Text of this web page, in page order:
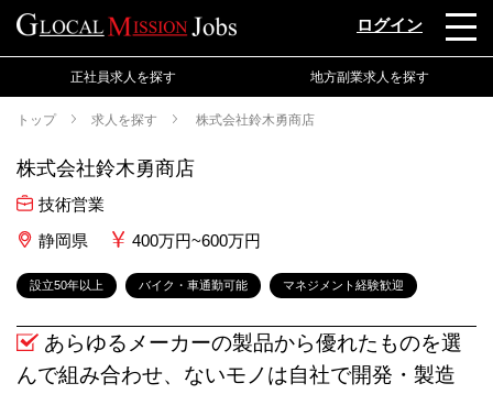
ログイン
正社員求人を探す 地方副業求人を探す
トップ 求人を探す 株式会社鈴木勇商店
株式会社鈴木勇商店
技術営業
静岡県
400万円~600万円
設立50年以上 バイク・車通勤可能 マネジメント経験歓迎
あらゆるメーカーの製品から優れたものを選
んで組み合わせ、ないモノは自社で開発・製造